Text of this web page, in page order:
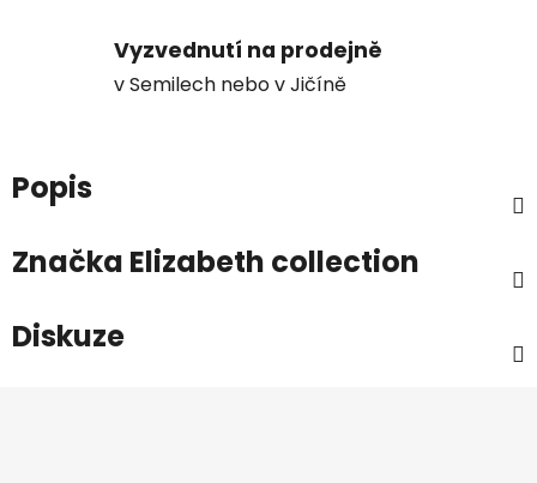
Vyzvednutí na prodejně
v Semilech nebo v Jičíně
Popis
Značka Elizabeth collection
Diskuze